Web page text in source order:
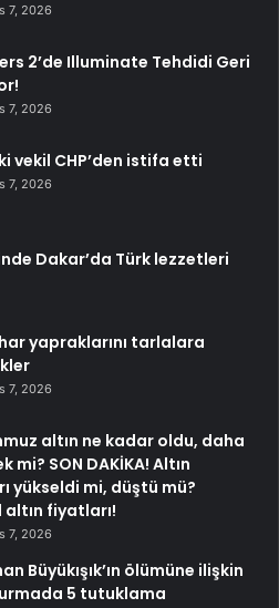
7, 2026
2’de Illuminate Tehdidi Geri
7, 2026
vekil CHP’den istifa etti
7, 2026
Dakar’da Türk lezzetleri
yapraklarını tarlalara
7, 2026
altın ne kadar oldu, daha
mi? SON DAKİKA! Altın
yükseldi mi, düştü mü?
altın fiyatları!
7, 2026
Büyükışık’ın ölümüne ilişkin
5 tutuklama